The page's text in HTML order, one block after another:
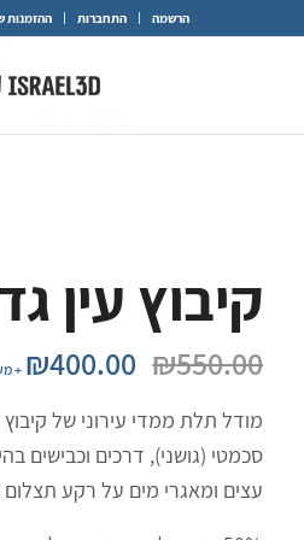
הרשמה התחברות ההזמנות
קיבוץ עין
₪550.00 המחיר
היה:
₪550.00.
₪400.00
+
מודל תלת ממדי עירוני של קיבוץ
סכמטי (גושני), דרכים וכבישים
עצים ומאגרי מים על רקע תצלום